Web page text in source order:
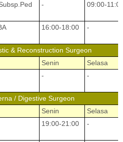
- 09:00-
16:00-18:00 -
& Reconstruction Surgeon
Senin
Selasa
- -
/ Digestive Surgeon
Senin
Selasa
19:00-21:00 -